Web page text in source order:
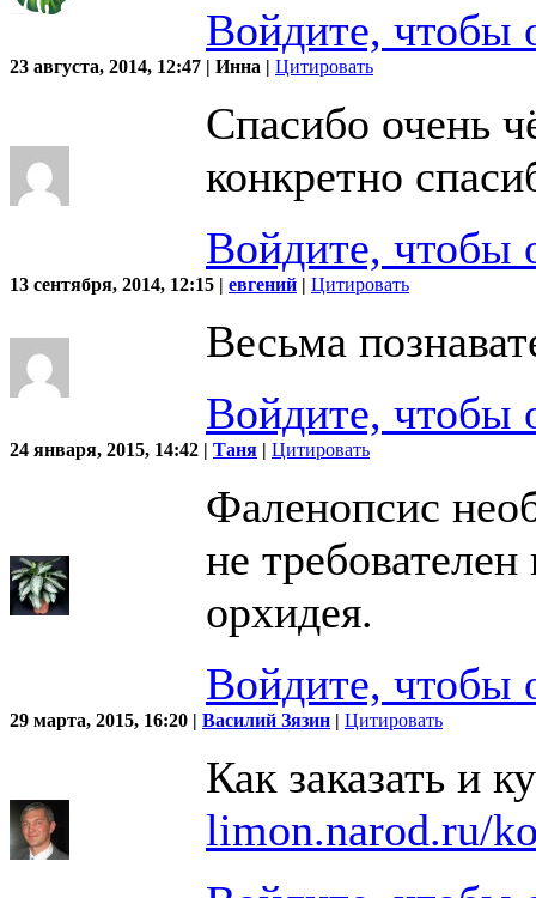
Войдите, чтобы
23 августа, 2014, 12:47 | Инна | Цитировать
Спасибо очень
конкретно
Войдите, чтобы
13 сентября, 2014, 12:15 | евгений | Цитировать
Весьма
Войдите, чтобы
24 января, 2015, 14:42 | Таня | Цитировать
Фаленопсис
не
орхидея.
Войдите, чтобы
29 марта, 2015, 16:20 | Василий Зязин | Цитировать
Как заказать и
limon.narod.ru/